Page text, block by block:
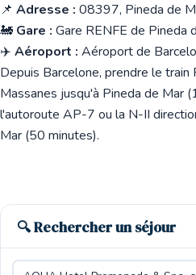
📌 Adresse : 08397, Pineda de
🚂 Gare : Gare RENFE de Pineda
✈️ Aéroport : Aéroport de
Depuis Barcelone, prendre le
Massanes jusqu'à Pineda de Mar
l'autoroute AP-7 ou la N-II
Mar (50 minutes).
🔍 Rechercher un séjour